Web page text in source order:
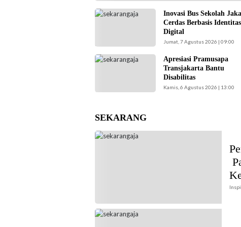
Kepala UPAS Dishub
Nugroho Sejati-
beritajakarta.id)
Inovasi Bus Sekolah
Cerdas Berbasis Identitas
Digital
Jumat, 7 Agustus 2026 | 09:00
Pramusapa
Istimewa-
Apresiasi Pramusapa
Transjakarta Bantu
Disabilitas
Kamis, 6 Agustus 2026 | 13:00
SEKARANG
Jajaran Pengurus FKAUB Malang beserta
Kepala UPAS Dishub DKI Jakarta,